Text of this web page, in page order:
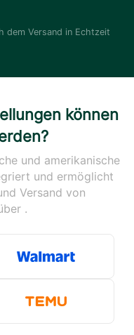
dem Versand in Echtzeit
können
und amerikanische
und ermöglicht
Versand von
.